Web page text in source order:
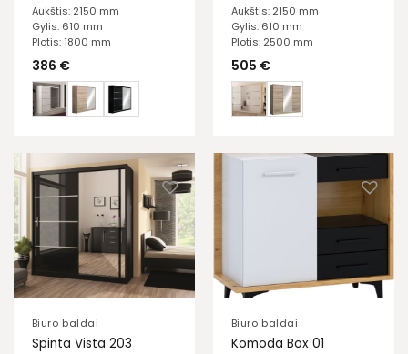
Aukštis: 2150 mm
Gylis: 610 mm
Plotis: 1800 mm
386 €
Aukštis: 2150 mm
Gylis: 610 mm
Plotis: 2500 mm
505 €
Biuro baldai
Spinta Vista 203
Biuro baldai
Komoda Box 01